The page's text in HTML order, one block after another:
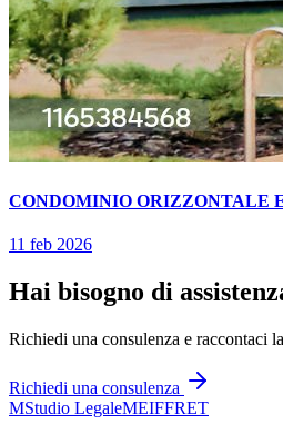
CONDOMINIO ORIZZONTALE
11 feb 2026
Hai bisogno di
Richiedi una consulenza e raccontaci
Richiedi una consulenza
MStudio LegaleMEIFFRET